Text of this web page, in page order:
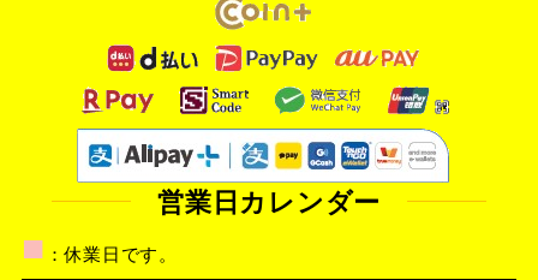
営業日カレンダー
■ ：休業日です。